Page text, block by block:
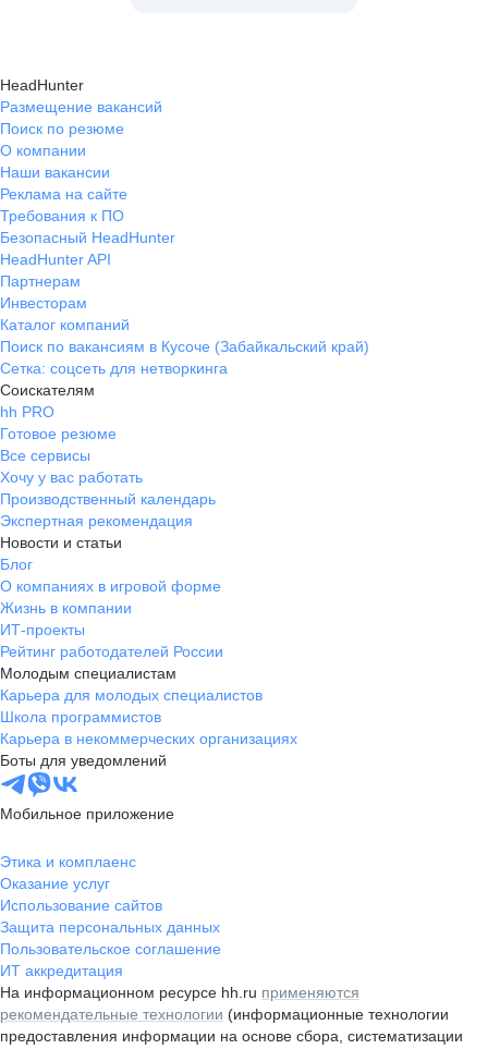
HeadHunter
Размещение вакансий
Поиск по резюме
О компании
Наши вакансии
Реклама на сайте
Требования к ПО
Безопасный HeadHunter
HeadHunter API
Партнерам
Инвесторам
Каталог компаний
Поиск по вакансиям в Кусоче (Забайкальский край)
Сетка: соцсеть для нетворкинга
Соискателям
hh PRO
Готовое резюме
Все сервисы
Хочу у вас работать
Производственный календарь
Экспертная рекомендация
Новости и статьи
Блог
О компаниях в игровой форме
Жизнь в компании
ИТ-проекты
Рейтинг работодателей России
Молодым специалистам
Карьера для молодых специалистов
Школа программистов
Карьера в некоммерческих организациях
Боты для уведомлений
Мобильное приложение
Этика и комплаенс
Оказание услуг
Использование сайтов
Защита персональных данных
Пользовательское соглашение
ИТ аккредитация
На информационном ресурсе hh.ru применяются
рекомендательные технологии (информационные технологии
предоставления информации на основе сбора, систематизации